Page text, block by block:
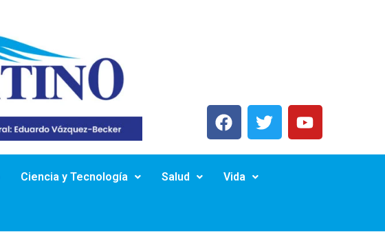
Ciencia y Tecnología Salud Vida